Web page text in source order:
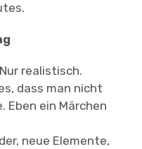
realistisch.
dass man nicht
Eben ein Märchen
neue Elemente,